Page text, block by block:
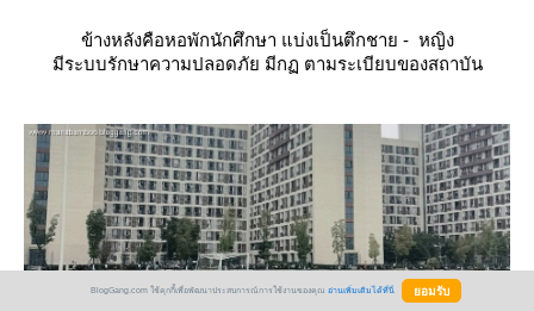
ข้างหลังคือหอพักนักศึกษา แบ่งเป็นตึกชาย - หญิง
มีระบบรักษาความปลอดภัย มีกฏ ตามระเบียบของสถาบัน
BlogGang.com ใช้คุกกี้เพื่อพัฒนาประสบการณ์การใช้งานของคุณ อ่านเพิ่มเติมได้ที่นี่